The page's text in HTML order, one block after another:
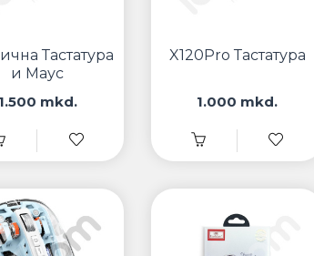
Тастатура
и Маус
mkd.
X120Pro Тастатура
1.000 mkd.